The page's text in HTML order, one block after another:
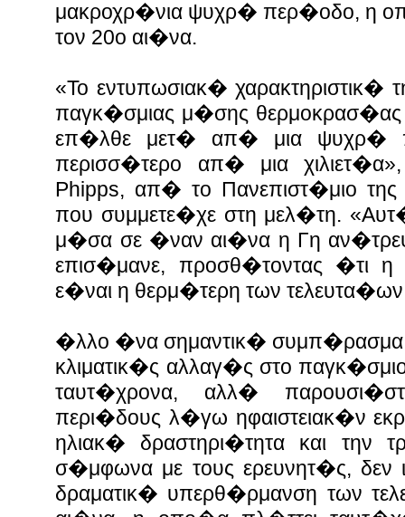
μακροχρ�νια ψυχρ� περ�οδο, η
τον 20ο αι�να.
«Το εντυπωσιακ� χαρακτηριστικ�
παγκ�σμιας μ�σης θερμοκρασ�ας
επ�λθε μετ� απ� μια ψυχρ�
περισσ�τερο απ� μια
Phipps, απ� το Πανεπιστ�μιο
που συμμετε�χε στη μελ�τη.
μ�σα σε �ναν αι�να η Γη
επισ�μανε, προσθ�τοντας �τι
ε�ναι η θερμ�τερη των
�λλο �να σημαντικ� συμπ�ρασμα
κλιματικ�ς αλλαγ�ς στο
ταυτ�χρονα, αλλ�
περι�δους λ�γω ηφαιστειακ�ν
ηλιακ� δραστηρι�τητα και την
σ�μφωνα με τους ερευνητ�ς, δεν
δραματικ� υπερθ�ρμανση των